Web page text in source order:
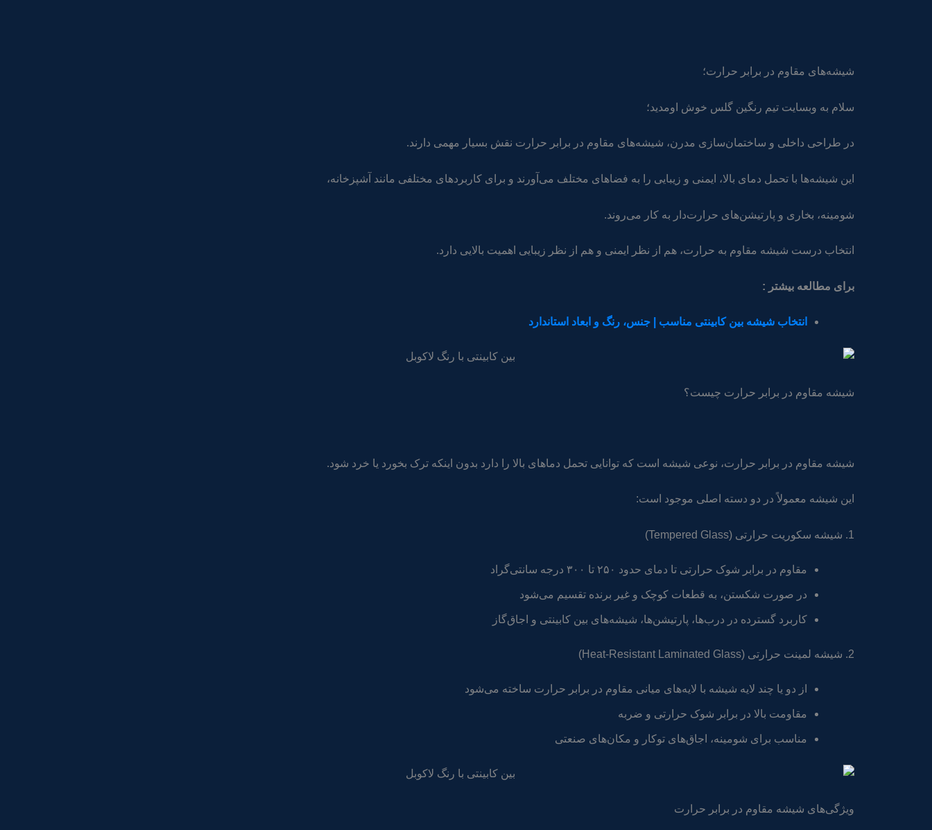
شیشه‌های مقاوم در برابر حرارت؛
سلام به وبسایت تیم رنگین گلس خوش اومدید؛
در طراحی داخلی و ساختمان‌سازی مدرن، شیشه‌های مقاوم در برابر حرارت نقش بسیار مهمی دارند.
این شیشه‌ها با تحمل دمای بالا، ایمنی و زیبایی را به فضاهای مختلف می‌آورند و برای کاربردهای مختلفی مانند آشپزخانه،
شومینه، بخاری و پارتیشن‌های حرارت‌دار به کار می‌روند.
انتخاب درست شیشه مقاوم به حرارت، هم از نظر ایمنی و هم از نظر زیبایی اهمیت بالایی دارد.
برای مطالعه بیشتر :
انتخاب شیشه بین کابینتی مناسب | جنس، رنگ و ابعاد استاندارد
شیشه مقاوم در برابر حرارت چیست؟
شیشه مقاوم در برابر حرارت، نوعی شیشه است که توانایی تحمل دماهای بالا را دارد بدون اینکه ترک بخورد یا خرد شود.
این شیشه معمولاً در دو دسته اصلی موجود است:
1. شیشه سکوریت حرارتی (Tempered Glass)
مقاوم در برابر شوک حرارتی تا دمای حدود ۲۵۰ تا ۳۰۰ درجه سانتی‌گراد
در صورت شکستن، به قطعات کوچک و غیر برنده تقسیم می‌شود
کاربرد گسترده در درب‌ها، پارتیشن‌ها، شیشه‌های بین کابینتی و اجاق‌گاز
2. شیشه لمینت حرارتی (Heat-Resistant Laminated Glass)
از دو یا چند لایه شیشه با لایه‌های میانی مقاوم در برابر حرارت ساخته می‌شود
مقاومت بالا در برابر شوک حرارتی و ضربه
مناسب برای شومینه، اجاق‌های توکار و مکان‌های صنعتی
ویژگی‌های شیشه مقاوم در برابر حرارت